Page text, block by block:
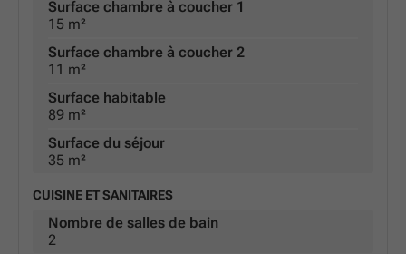
Surface chambre à coucher 1
15 m²
Surface chambre à coucher 2
11 m²
Surface habitable
89 m²
Surface du séjour
35 m²
CUISINE ET SANITAIRES
Nombre de salles de bain
2